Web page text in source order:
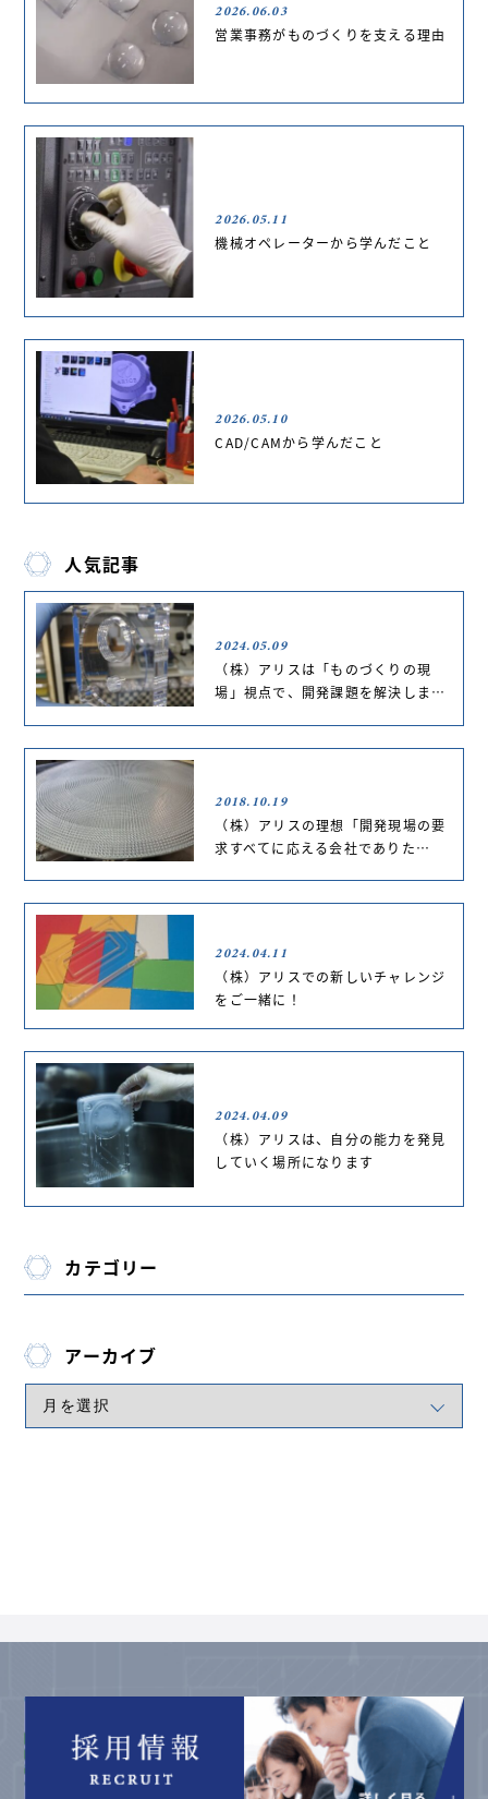
2026.06.03
営業事務がものづくりを支える理由
2026.05.11
機械オペレーターから学んだこと
2026.05.10
CAD/CAMから学んだこと
人気記事
2024.05.09
（株）アリスは「ものづくりの現
場」視点で、開発課題を解決しま…
2018.10.19
（株）アリスの理想「開発現場の要
求すべてに応える会社でありた…
2024.04.11
（株）アリスでの新しいチャレンジ
をご一緒に！
2024.04.09
（株）アリスは、自分の能力を発見
していく場所になります
カテゴリー
アーカイブ